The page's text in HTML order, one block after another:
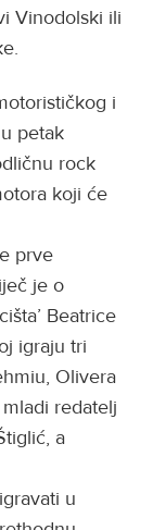
Vinodolski ili
i
petak
rock
koji će
prve
je o
Beatrice
igraju tri
Olivera
redatelj
a
u